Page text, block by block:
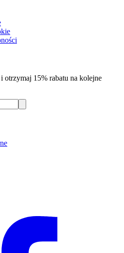
otrzymaj 15% rabatu na kolejne